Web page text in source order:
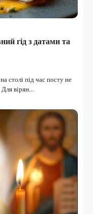
гід з датами та
столі під час посту не
вірян…